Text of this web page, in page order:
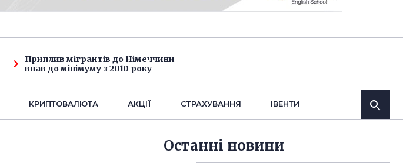
Приплив мігрантів до Німеччини
впав до мінімуму з 2010 року
КРИПТОВАЛЮТА АКЦІЇ СТРАХУВАННЯ IВЕНТИ
Останнi новини